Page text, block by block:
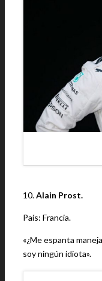
10.Alain Prost.
País: Francia.
«¿Me espanta
soy ningún idiota».